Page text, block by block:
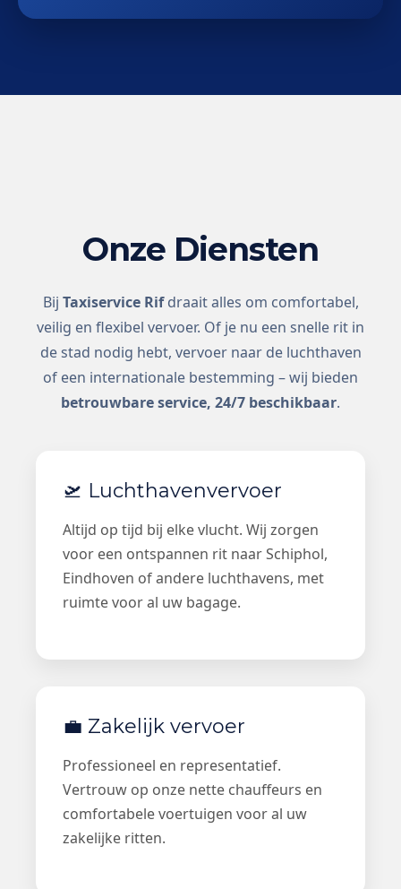
Onze Diensten
Bij Taxiservice Rifdraait alles om comfortabel,
veilig en flexibel vervoer. Of je nu een snelle rit in
de stad nodig hebt, vervoer naar de luchthaven
of een internationale bestemming – wij bieden
betrouwbare service, 24/7 beschikbaar.
🛫 Luchthavenvervoer
Altijd op tijd bij elke vlucht. Wij zorgen
voor een ontspannen rit naar Schiphol,
Eindhoven of andere luchthavens, met
ruimte voor al uw bagage.
💼 Zakelijk vervoer
Professioneel en representatief.
Vertrouw op onze nette chauffeurs en
comfortabele voertuigen voor al uw
zakelijke ritten.